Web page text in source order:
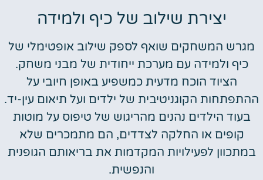
יצירת שילוב של כיף ולמידה
מגרש המשחקים שואף לספק שילוב אופטימלי של
כיף ולמידה עם מערכת ייחודית של מבני משחק.
הציוד הוכח מדעית כמשפיע באופן חיובי על
ההתפתחות הקוגניטיבית של ילדים ועל תיאום עין-יד.
בעוד הילדים נהנים מהריגוש של טיפוס על מוטות
קופים או החלקה לצדדים, הם מתמכרים שלא
במתכוון לפעילויות המקדמות את בריאותם הגופנית
והנפשית.